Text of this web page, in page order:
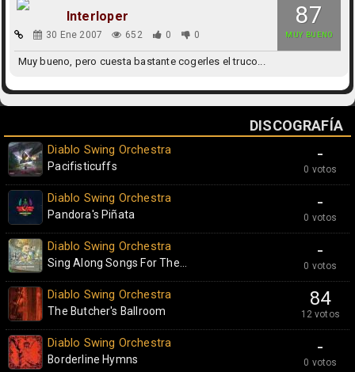
87
MUY BUENO
Interloper
30 Ene 2007 652 0 0
Muy bueno, pero cuesta bastante cogerles el truco...
DISCOGRAFÍA
-
0 votos
Diablo Swing Orchestra
Pacifisticuffs
-
0 votos
Diablo Swing Orchestra
Pandora's Piñata
-
0 votos
Diablo Swing Orchestra
Sing Along Songs For The...
84
12 votos
Diablo Swing Orchestra
The Butcher's Ballroom
-
0 votos
Diablo Swing Orchestra
Borderline Hymns